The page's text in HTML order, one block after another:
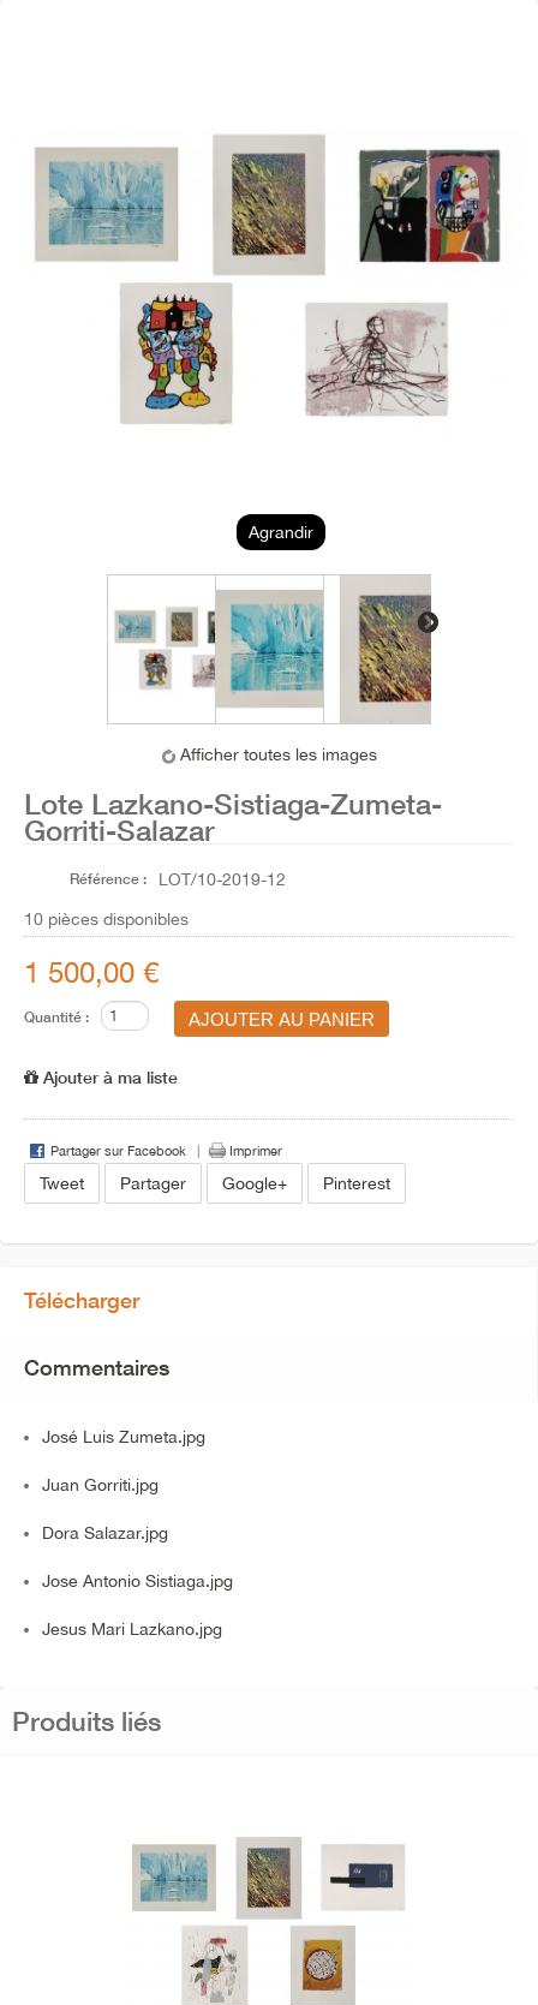
Agrandir
Afficher toutes les images
Lote Lazkano-Sistiaga-Zumeta-
Gorriti-Salazar
Référence : LOT/10-2019-12
10 pièces disponibles
1 500,00 €
Quantité :
Ajouter à ma liste
Partager sur Facebook Imprimer
Tweet Partager Google+ Pinterest
Télécharger
Commentaires
José Luis Zumeta.jpg
Juan Gorriti.jpg
Dora Salazar.jpg
Jose Antonio Sistiaga.jpg
Jesus Mari Lazkano.jpg
Produits liés